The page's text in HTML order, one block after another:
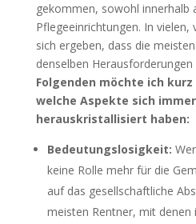
gekommen, sowohl innerhalb
Pflegeeinrichtungen. In vielen,
sich ergeben, dass die
denselben
Folgenden möchte ich
welche Aspekte sich
herauskristallisiert haben:
Bedeutungslosigkeit:
keine Rolle mehr für die
auf das gesellschaftliche
meisten Rentner, mit denen